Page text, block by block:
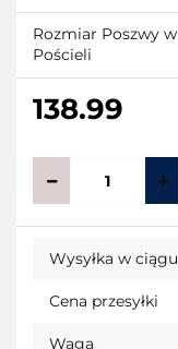
Rozmiar Poszwy w
Pościeli
138.99
Wysyłka w ciągu
Cena przesyłki
Waga